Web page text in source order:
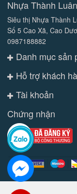
Nhựa Thành Luân
Siêu thị Nhựa Thành
Số 5 Cao Xã, Cao
0987188882
Danh mục sản
Hỗ trợ khách
Tài khoản
Chứng nhận